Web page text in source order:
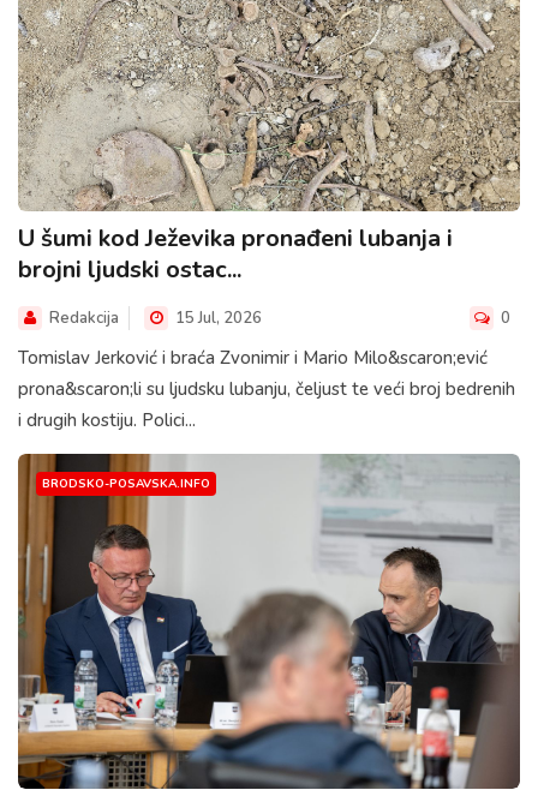
U šumi kod Ježevika pronađeni lubanja i
brojni ljudski ostac...
Redakcija 15 Jul, 2026 0
Tomislav Jerković i braća Zvonimir i Mario Milo&scaron;ević
prona&scaron;li su ljudsku lubanju, čeljust te veći broj bedrenih
i drugih kostiju. Polici...
BRODSKO-POSAVSKA.INFO